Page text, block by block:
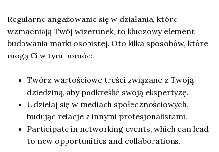
Regularne angażowanie się w działania, które
wzmacniają Twój wizerunek, to kluczowy element
budowania marki osobistej. Oto kilka sposobów, które
mogą Ci w tym pomóc:
Twórz wartościowe treści związane z Twoją
dziedziną, aby podkreślić swoją ekspertyzę.
Udzielaj się w mediach społecznościowych,
budując relacje z innymi profesjonalistami.
Participate in networking events, which can lead
to new opportunities and collaborations.